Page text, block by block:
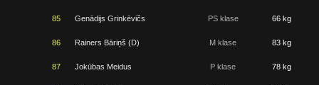
85 Genādijs Grinkēvičs PS klase 66 kg
86 Rainers Bāriņš (D) M klase 83 kg
87 Jokūbas Meidus P klase 78 kg